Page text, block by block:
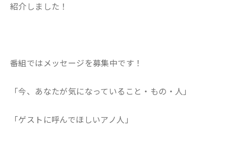
紹介しました！
番組ではメッセージを募集中です！
「今、あなたが気になっていること・もの・人」
「ゲストに呼んでほしいアノ人」